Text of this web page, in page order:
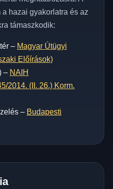
hazai gyakorlatra és az
támaszkodik:
– Magyar Útügyi
Előírások)
– NAIH
2014. (II. 26.) Korm.
– Budapesti